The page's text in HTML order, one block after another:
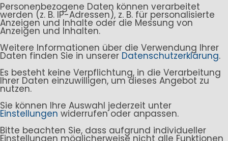
Personenbezogene Daten können verarbeitet
werden (z. B. IP-Adressen), z. B. für personalisierte
Anzeigen und Inhalte oder die Messung von
Anzeigen und Inhalten.
Weitere Informationen über die Verwendung Ihrer
Daten finden Sie in unserer Datenschutzerklärung.
Es besteht keine Verpflichtung, in die Verarbeitung
Ihrer Daten einzuwilligen, um dieses Angebot zu
nutzen.
Sie können Ihre Auswahl jederzeit unter
Einstellungen widerrufen oder anpassen.
Bitte beachten Sie, dass aufgrund individueller